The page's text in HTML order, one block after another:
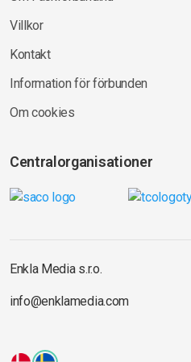
Villkor
Kontakt
Information för förbunden
Om cookies
Centralorganisationer
Enkla Media s.r.o.
info@enklamedia.com